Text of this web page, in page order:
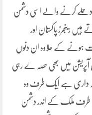
حملے کرنے والے اسی دشمن
رینجرز پاکستان اور
ہونے کے علاوہ ان دنوں
میں بھی حصہ لے رہی
داری ہے ایک طرف وہ
طرف ملک کے اندر دشمن